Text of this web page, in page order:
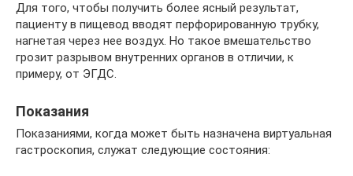
Для того, чтобы получить более ясный результат,
пациенту в пищевод вводят перфорированную трубку,
нагнетая через нее воздух. Но такое вмешательство
грозит разрывом внутренних органов в отличии, к
примеру, от ЭГДС.
Показания
Показаниями, когда может быть назначена виртуальная
гастроскопия, служат следующие состояния: